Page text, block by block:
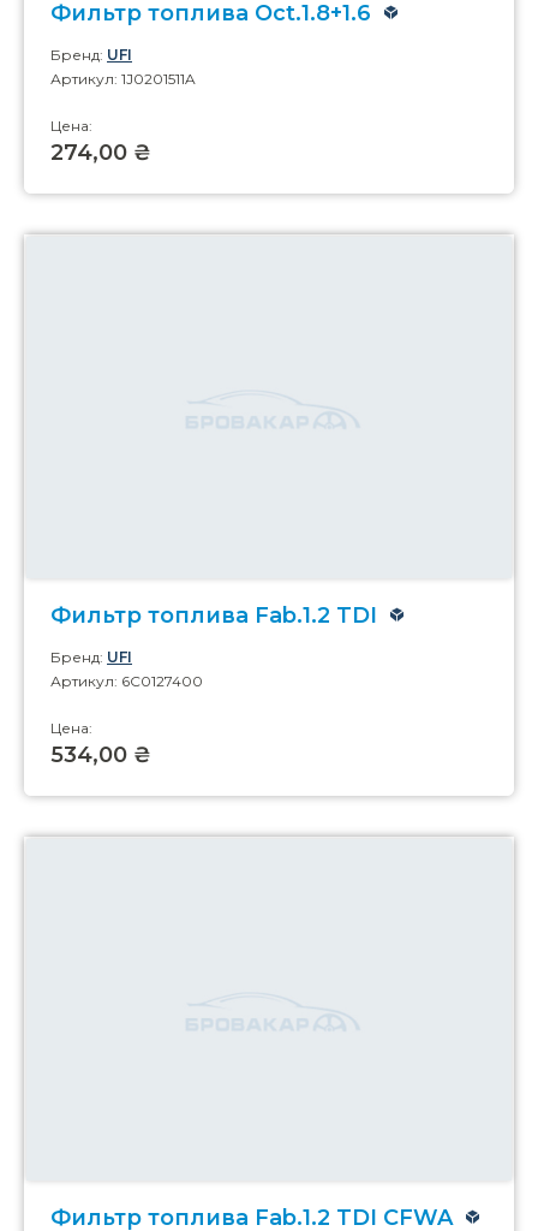
Фильтр топлива Oct.1.8+1.6
Бренд: UFI
Артикул: 1J0201511A
Цена:
274,00 ₴
Фильтр топлива Fab.1.2 TDI
Бренд: UFI
Артикул: 6C0127400
Цена:
534,00 ₴
Фильтр топлива Fab.1.2 TDI CFWA